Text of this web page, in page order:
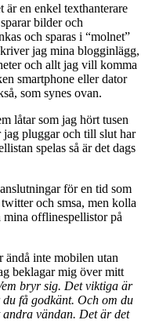
är en enkel texthanterare
bilder och
och sparas i “molnet”
jag mina blogginlägg,
och allt jag vill komma
smartphone eller dator
som synes ovan.
låtar som jag hört tusen
jag pluggar och till slut har
spelas så är det dags
för en tid som
och smsa, men kolla
offlinespellistor på
ändå inte mobilen utan
beklagar mig över mitt
bryr sig. Det viktiga är
få godkänt. Och om du
vändan. Det är det